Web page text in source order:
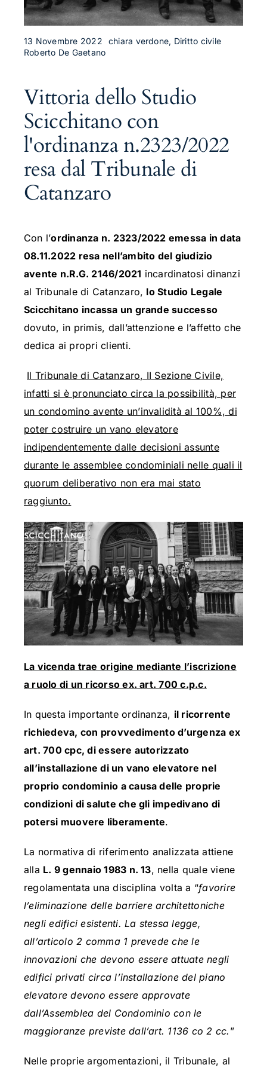
13 Novembre 2022
chiara verdone, Diritto civile
Roberto De Gaetano
Vittoria dello Studio
Scicchitano con
l'ordinanza n.2323/2022
resa dal Tribunale di
Catanzaro
Con l’ordinanza n. 2323/2022 emessa in data
08.11.2022 resa nell’ambito del giudizio
avente n.R.G. 2146/2021 incardinatosi dinanzi
al Tribunale di Catanzaro, lo Studio Legale
Scicchitano incassa un grande successo
dovuto, in primis, dall’attenzione e l’affetto che
dedica ai propri clienti.
Il Tribunale di Catanzaro, II Sezione Civile,
infatti si è pronunciato circa la possibilità, per
un condomino avente un’invalidità al 100%, di
poter costruire un vano elevatore
indipendentemente dalle decisioni assunte
durante le assemblee condominiali nelle quali il
quorum deliberativo non era mai stato
raggiunto.
La vicenda trae origine mediante l’iscrizione
a ruolo di un ricorso ex. art. 700 c.p.c.
In questa importante ordinanza, il ricorrente
richiedeva, con provvedimento d’urgenza ex
art. 700 cpc, di essere autorizzato
all’installazione di un vano elevatore nel
proprio condominio a causa delle proprie
condizioni di salute che gli impedivano di
potersi muovere liberamente.
La normativa di riferimento analizzata attiene
alla L. 9 gennaio 1983 n. 13, nella quale viene
regolamentata una disciplina volta a “favorire
l’eliminazione delle barriere architettoniche
negli edifici esistenti. La stessa legge,
all’articolo 2 comma 1 prevede che le
innovazioni che devono essere attuate negli
edifici privati circa l’installazione del piano
elevatore devono essere approvate
dall’Assemblea del Condominio con le
maggioranze previste dall’art. 1136 co 2 cc. ”
Nelle proprie argomentazioni, il Tribunale, al